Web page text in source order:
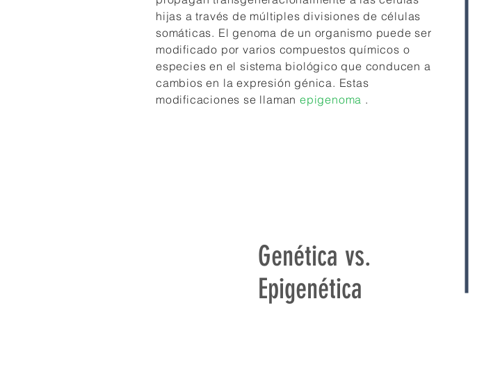
hijas a través de múltiples divisiones de células
somáticas. El genoma de un organismo puede ser
modificado por varios compuestos químicos o
especies en el sistema biológico que conducen a
cambios en la expresión génica. Estas
modificaciones se llaman epigenoma .
Genética vs.
Epigenética